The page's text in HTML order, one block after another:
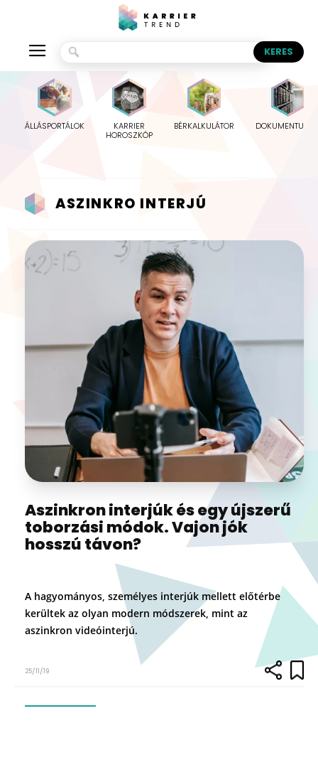
ÁLLÁSPORTÁLOK
KARRIER
HOROSZKÓP
BÉRKALKULÁTOR
ASZINKRO INTERJÚ
Aszinkron interjúk és egy újszerű
toborzási módok. Vajon jók
hosszú távon?
A hagyományos, személyes interjúk mellett előtérbe
kerültek az olyan modern módszerek, mint az
aszinkron videóinterjú.
25/11/19